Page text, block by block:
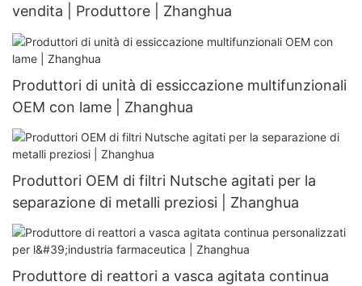
vendita | Produttore | Zhanghua
Produttori di unità di essiccazione multifunzionali
OEM con lame | Zhanghua
Produttori OEM di filtri Nutsche agitati per la
separazione di metalli preziosi | Zhanghua
Produttore di reattori a vasca agitata continua